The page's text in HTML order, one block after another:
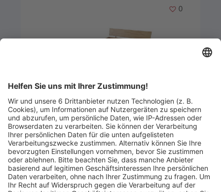
Merken
0
Artikel-ID: 4033 0
Schreiner-Bettgestell Felix in Eiche
Bettwarenvertrieb Müllheim